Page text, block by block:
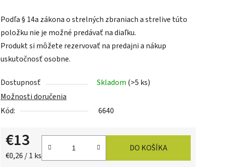
je
0,0
z
5
Podľa § 14a zákona o strelných zbraniach a strelive túto
položku nie je možné predávať na diaľku.
Produkt si môžete rezervovať na predajni a nákup
uskutočnosť osobne.
Dostupnosť Skladom (>5 ks)
Možnosti doručenia
Kód:
6640
€13
Jednotková cena:
€0,26 / 1 ks
DO KOŠÍKA